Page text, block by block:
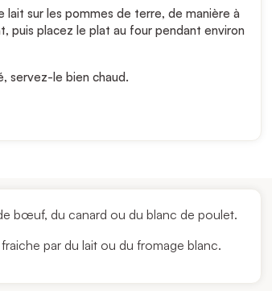
sur les pommes de terre, de manière à
puis placez le plat au four pendant environ
servez-le bien chaud.
bœuf, du canard ou du blanc de poulet.
par du lait ou du fromage blanc.